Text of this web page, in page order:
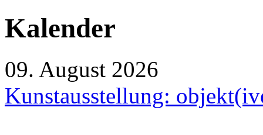
Kalender
09. August 2026
Kunstausstellung: